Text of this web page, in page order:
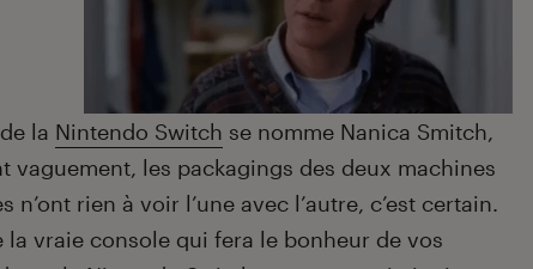
la Nintendo Switch se nomme Nanica Smitch,
vaguement, les packagings des deux machines
n’ont rien à voir l’une avec l’autre, c’est certain.
la vraie console qui fera le bonheur de vos